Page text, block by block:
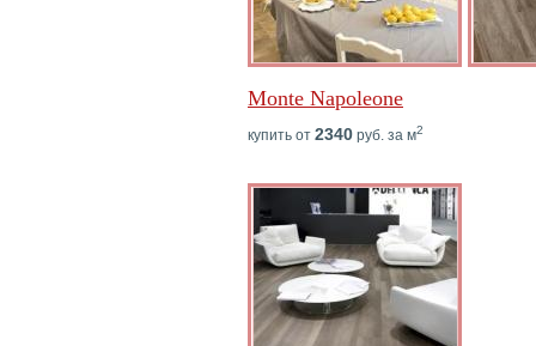
Monte Napoleone
купить от 2340 руб. за м2